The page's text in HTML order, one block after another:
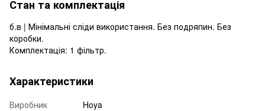
Стан та комплектація
б.в | Мінімальні сліди використання. Без подряпин. Без
коробки.
Комплектація: 1 фільтр.
Характеристики
Виробник
Hoya